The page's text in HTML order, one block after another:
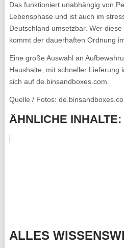
Das funktioniert unabhängig von
Lebensphase und ist auch im
Deutschland umsetzbar. Wer
kommt der dauerhaften Ordnung
Eine große Auswahl an
Haushalte, mit schneller Lieferung
sich auf de.binsandboxes.com.
Quelle / Fotos:
ÄHNLICHE INHALTE:
ALLES